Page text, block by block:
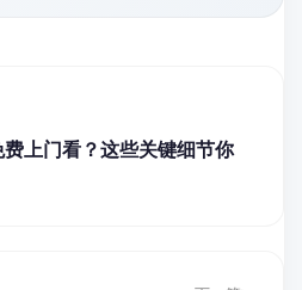
上门看？这些关键细节你